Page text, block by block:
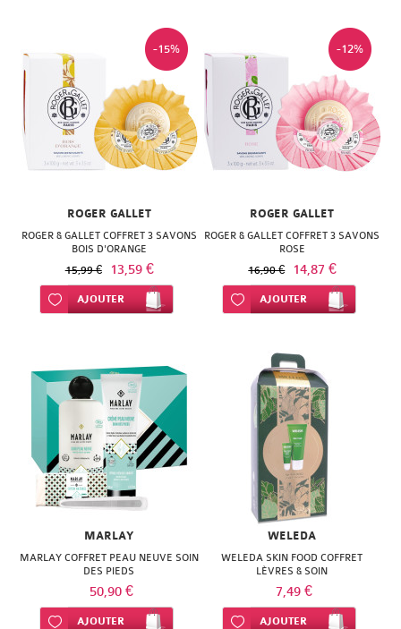
DIET
THERALICA
URGO
-15%
ROGER GALLET
ROGER & GALLET COFFRET 3 SAVONS
BOIS D'ORANGE
15,99 € 13,59 €
Ajouter à ma liste d’envie
AJOUTER
-12%
ROGER GALLET
ROGER & GALLET COFFRET 3 SAVONS
ROSE
16,90 € 14,87 €
Ajouter à ma liste d’envie
AJOUTER
MARLAY
MARLAY COFFRET PEAU NEUVE SOIN
DES PIEDS
50,90 €
Ajouter à ma liste d’envie
AJOUTER
WELEDA
WELEDA SKIN FOOD COFFRET
LÈVRES & SOIN
7,49 €
Ajouter à ma liste d’envie
AJOUTER